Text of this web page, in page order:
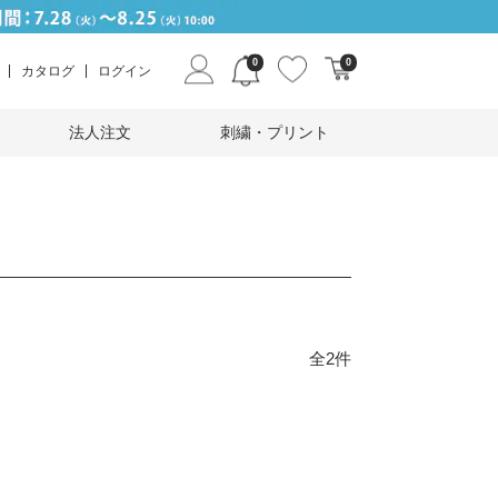
カタログ ログイン
0 0
法人注文 刺繍・プリント
全2件